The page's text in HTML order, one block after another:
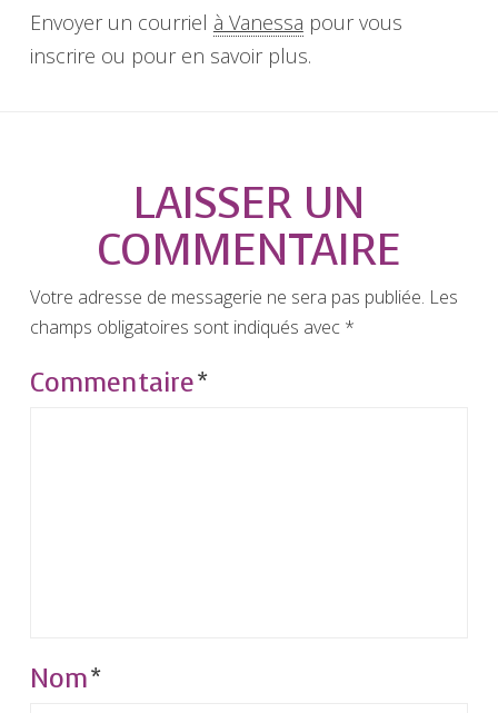
Envoyer un courriel à Vanessa pour vous
inscrire ou pour en savoir plus.
LAISSER UN
COMMENTAIRE
Votre adresse de messagerie ne sera pas publiée. Les
champs obligatoires sont indiqués avec *
Commentaire*
Nom*